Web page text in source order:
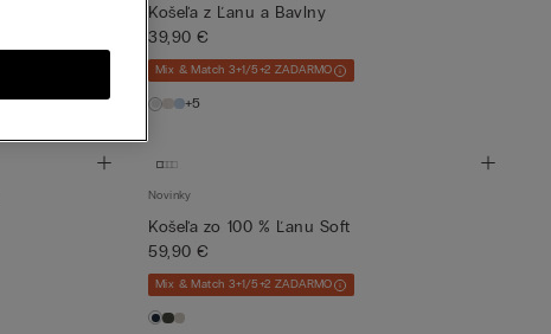
Košeľa z Ľanu a Bavlny
39,90 €
Mix & Match 3+1/5+2 ZADARMO
+5
Novinky
Košeľa zo 100 % Ľanu Soft
59,90 €
Mix & Match 3+1/5+2 ZADARMO